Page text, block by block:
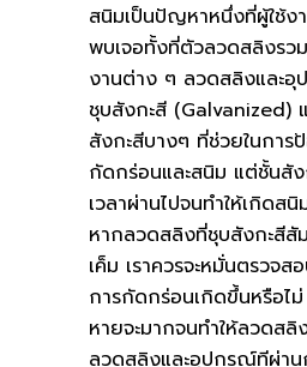
สนิมเป็นปัญหาหนึ่งที่ผู้ใช้ง
พบเจอทั้งที่ตัวลวดสลิงร
งานต่าง ๆ ลวดสลิงและ
ชุบสังกะสี (Galvanized)
สังกะสีบางๆ ที่ช่วยในการ
กัดกร่อนและสนิม แต่ชั้นสัง
เวลาผ่านไปจนทำให้เกิดส
หากลวดสลิงที่ชุบสังกะสีสั
เค็ม เราควรจะหมั่นตรวจส
การกัดกร่อนเกิดขึ้นหรือไ
หายจะมากจนทำให้ลวดส
ลวดสลิงและอุปกรณ์ทีผ่าน